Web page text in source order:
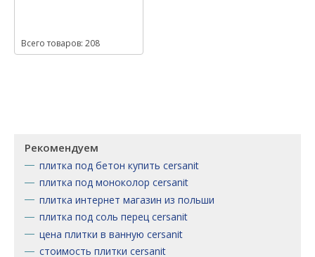
Всего товаров: 208
Рекомендуем
плитка под бетон купить cersanit
плитка под моноколор cersanit
плитка интернет магазин из польши
плитка под соль перец cersanit
цена плитки в ванную cersanit
стоимость плитки cersanit